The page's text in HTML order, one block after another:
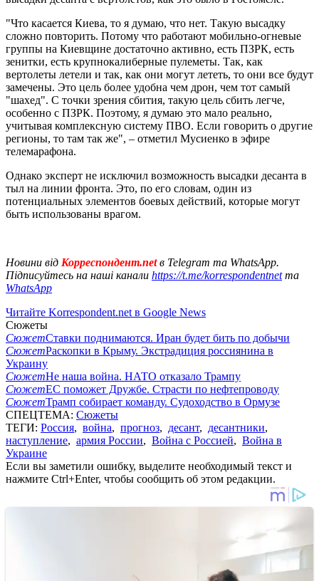
"Что касается Киева, то я думаю, что нет. Такую высадку
сложно повторить. Потому что работают мобильно-огневые
группы на Киевщине достаточно активно, есть ПЗРК, есть
зенитки, есть крупнокалиберные пулеметы. Так, как
вертолеты летели и так, как они могут лететь, то они все будут
замечены. Это цель более удобна чем дрон, чем тот самый
"шахед". С точки зрения сбития, такую цель сбить легче,
особенно с ПЗРК. Поэтому, я думаю это мало реально,
учитывая комплексную систему ПВО. Если говорить о другие
регионы, то там так же", – отметил Мусиенко в эфире
телемарафона.
Однако эксперт не исключил возможность высадки десанта в
тыл на линии фронта. Это, по его словам, один из
потенциальных элементов боевых действий, которые могут
быть использованы врагом.
Новини від Корреспондент.netв Telegram та WhatsApp.
Підписуйтесь на наші канали https://t.me/korrespondentnetта
WhatsApp
Читайте Korrespondent.net в Google News
Сюжеты
СюжетСтавки поднимаются. Иран будет бить по добычи
СюжетРаскопки в Крыму. Экстрадиция россиянина в
Украину
СюжетНе наша война. НАТО отказало Трампу
СюжетЕС поможет Дружбе. Страсти по нефтепроводу
СюжетТрамп собирает команду. Судоходство в Ормузе
СПЕЦТЕМА: Сюжеты
ТЕГИ: Россия, война, прогноз, десант, десантники,
наступление, армия России, Война с Россией, Война в
Украине
Если вы заметили ошибку, выделите необходимый текст и
нажмите Ctrl+Enter, чтобы сообщить об этом редакции.